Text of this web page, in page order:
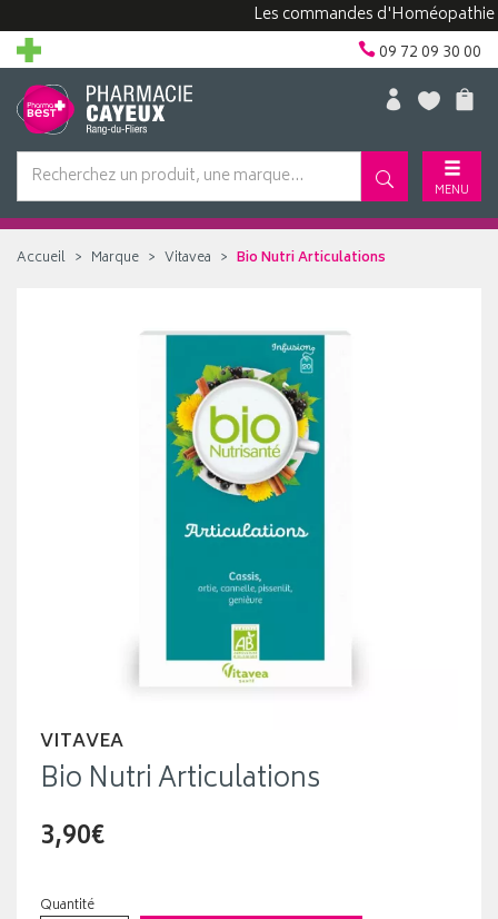
Les commandes d'Homéopathie
09 72 09 30 00
MENU
Accueil Marque Vitavea Bio Nutri Articulations
VITAVEA
Bio Nutri Articulations
3,90€
Quantité